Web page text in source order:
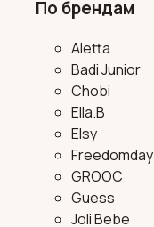
По брендам
Aletta
Badi Junior
Chobi
Ella.B
Elsy
Freedomday
GROOC
Guess
Joli Bebe